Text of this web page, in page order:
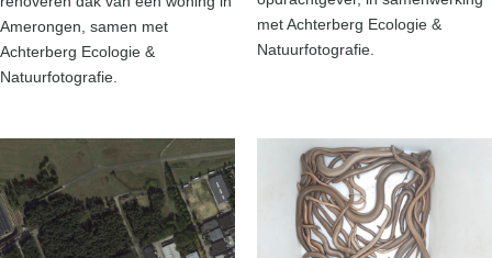
Amerongen, samen met
Achterberg Ecologie &
Natuurfotografie.
met Achterberg Ecologie &
Natuurfotografie.